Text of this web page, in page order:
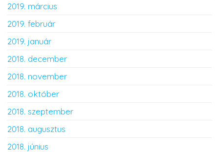
2019. március
2019. február
2019. január
2018. december
2018. november
2018. október
2018. szeptember
2018. augusztus
2018. június